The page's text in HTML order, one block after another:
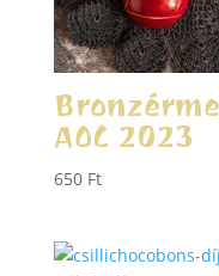
AOC 2023
650 Ft